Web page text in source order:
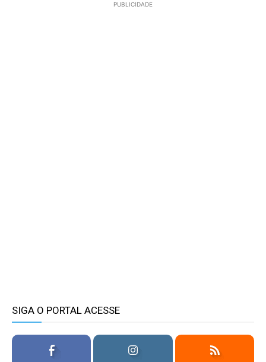
PUBLICIDADE
SIGA O PORTAL ACESSE